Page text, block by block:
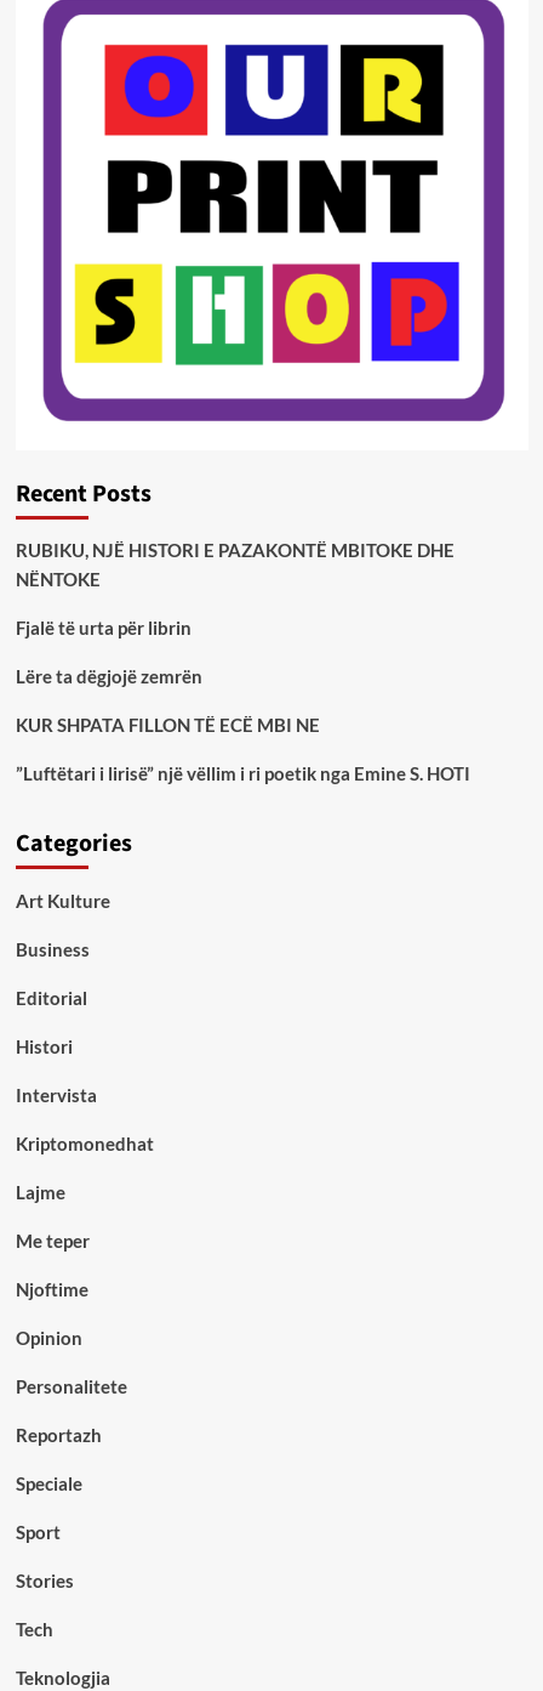
Recent Posts
RUBIKU, NJË HISTORI E PAZAKONTË MBITOKE DHE
NËNTOKE
Fjalë të urta për librin
Lëre ta dëgjojë zemrën
KUR SHPATA FILLON TË ECË MBI NE
”Luftëtari i lirisë” një vëllim i ri poetik nga Emine S. HOTI
Categories
Art Kulture
Business
Editorial
Histori
Intervista
Kriptomonedhat
Lajme
Me teper
Njoftime
Opinion
Personalitete
Reportazh
Speciale
Sport
Stories
Tech
Teknologjia